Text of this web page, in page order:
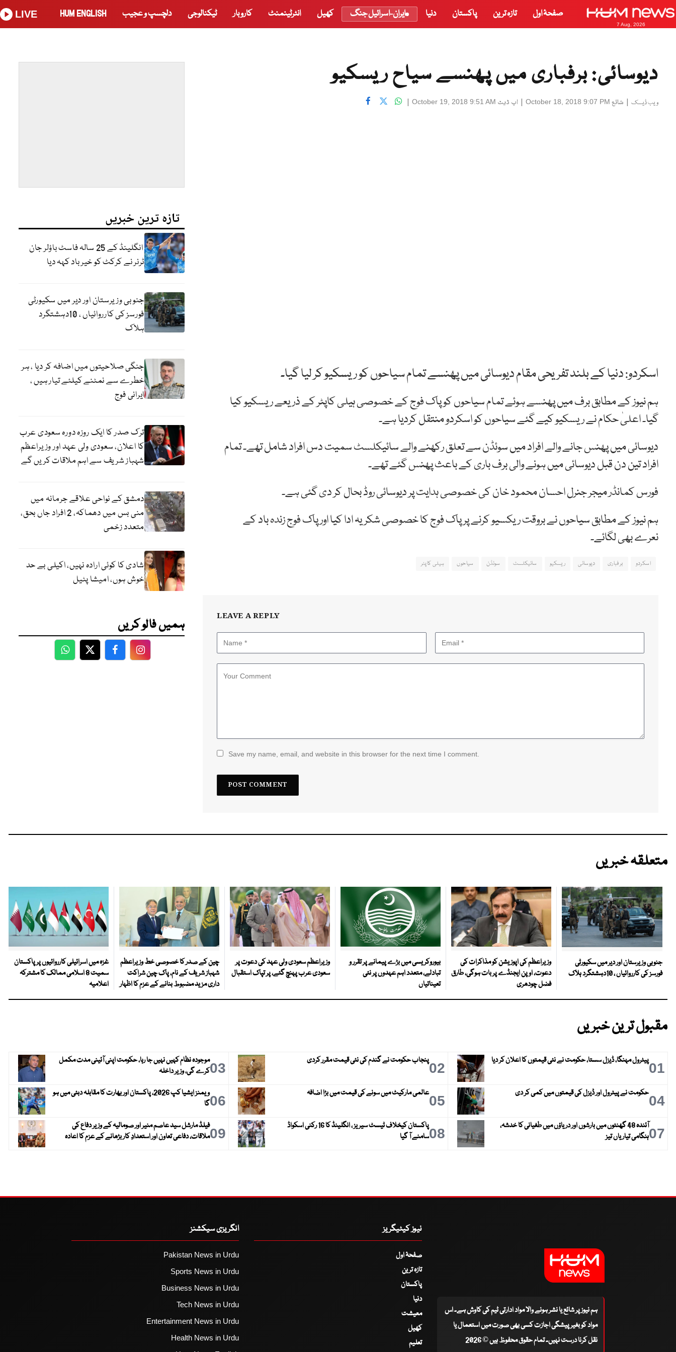
7 Aug, 2026
صفحۂ اول تازہ ترین پاکستان دنیا ایران-اسرائیل جنگ کھیل انٹرٹینمنٹ کاروبار ٹیکنالوجی دلچسپ و عجیب HUM ENGLISH
LIVE
دیوسائی: برفباری میں پھنسے سیاح ریسکیو
ویب ڈیسک | شائع October 18, 2018 9:07 PM
| اپ ڈیٹ October 19, 2018 9:51 AM
|
اسکردو: دنیا کے بلند تفریحی مقام دیوسائی میں پھنسے تمام سیاحوں کو ریسکیو کر لیا گیا۔
ہم نیوز کے مطابق برف میں پھنسے ہوئے تمام سیاحوں کو پاک فوج کے خصوصی ہیلی کاپٹر کے ذریعے ریسکیو کیا
گیا۔ اعلیٰ حکام نے ریسکیو کیے گئے سیاحوں کو اسکردو منتقل کردیا ہے۔
دیوسائی میں پھنس جانے والے افراد میں سوئڈن سے تعلق رکھنے والے سائیکلسٹ سمیت دس افراد شامل تھے۔ تمام
افراد تین دن قبل دیوسائی میں ہونے والی برف باری کے باعث پھنس گئے تھے۔
فورس کمانڈر میجر جنرل احسان محمود خان کی خصوصی ہدایت پر دیوسائی روڈ بحال کر دی گئی ہے۔
ہم نیوز کے مطابق سیاحوں نے بروقت ریکسیو کرنے پر پاک فوج کا خصوصی شکریہ ادا کیا اور پاک فوج زندہ باد کے
نعرے بھی لگائے۔
اسکردو برفباری دیوسائی ریسکیو سائیکلسٹ سوئڈن سیاحوں ہیلی کاپٹر
LEAVE A REPLY
Save my name, email, and website in this browser for the next time I comment.
تازہ ترین خبریں
انگلینڈ کے 25 سالہ فاسٹ باؤلر جان
ٹرنر نے کرکٹ کو خیر باد کہہ دیا
جنوبی وزیرستان اور دیر میں سکیورٹی
فورسز کی کارروائیاں ، 10دہشتگرد
ہلاک
جنگی صلاحیتوں میں اضافہ کر دیا ، ہر
خطرے سے نمٹنے کیلئے تیار ہیں ،
ایرانی فوج
ترک صدر کا ایک روزہ دورہ سعودی عرب
کا اعلان، سعودی ولی عہد اور وزیراعظم
شہباز شریف سے اہم ملاقات کریں گے
دمشق کے نواحی علاقے جرمانہ میں
منی بس میں دھماکہ، 2 افراد جاں بحق،
متعدد زخمی
شادی کا کوئی ارادہ نہیں، اکیلی بے حد
خوش ہوں، امیشا پٹیل
ہمیں فالو کریں
WhatsApp
TwitterFacebookFacebook
متعلقہ خبریں
جنوبی وزیرستان اور دیر میں سکیورٹی
فورسز کی کارروائیاں ، 10دہشتگرد ہلاک
وزیراعظم کی اپوزیشن کو مذاکرات کی
دعوت، اوپن ایجنڈے پر بات ہوگی، طارق
فضل چودھری
بیوروکریسی میں بڑے پیمانے پر تقرر و
تبادلے، متعدد اہم عہدوں پر نئی
تعیناتیاں
وزیراعظم سعودی ولی عہد کی دعوت پر
سعودی عرب پہنچ گئے، پر تپاک استقبال
چین کے صدر کا خصوصی خط وزیراعظم
شہباز شریف کے نام، پاک چین شراکت
داری مزید مضبوط بنانے کے عزم کا اظہار
غزہ میں اسرائیلی کارروائیوں پر پاکستان
سمیت 8 اسلامی ممالک کا مشترکہ
اعلامیہ
مقبول ترین خبریں
01پیٹرول مہنگا، ڈیزل سستا، حکومت نے نئی قیمتوں کا اعلان کر دیا 02پنجاب حکومت نے گندم کی نئی قیمت مقرر کردی 03موجودہ نظام کہیں نہیں جا رہا، حکومت اپنی آئینی مدت مکمل
کرے گی، وزیر داخلہ
04حکومت نے پیٹرول اور ڈیزل کی قیمتوں میں کمی کر دی 05عالمی مارکیٹ میں سونے کی قیمت میں بڑا اضافہ 06
ویمنز ایشیا کپ 2026، پاکستان اور بھارت کا مقابلہ دبئی میں ہو
گا
07
آئندہ 48 گھنٹوں میں بارشوں اور دریاؤں میں طغیانی کا خدشہ،
ہنگامی تیاریاں تیز
08
پاکستان کیخلاف ٹیسٹ سیریز ، انگلینڈ کا 16 رکنی اسکواڈ
سامنے آ گیا
09فیلڈ مارشل سید عاصم منیر اور صومالیہ کے وزیر دفاع کی
ملاقات، دفاعی تعاون اور استعدادِ کار بڑھانے کے عزم کا اعادہ
ہم نیوز پر شائع یا نشر ہونے والا مواد ادارتی ٹیم کی کاوش ہے۔ اس
مواد کو بغیر پیشگی اجازت کسی بھی صورت میں استعمال یا
نقل کرنا درست نہیں۔ تمام حقوق محفوظ ہیں © 2026
نیوز کیٹیگریز
صفحۂ اول
تازہ ترین
پاکستان
دنیا
معیشت
کھیل
تعلیم
انگریزی سیکشنز
Pakistan News in Urdu
Sports News in Urdu
Business News in Urdu
Tech News in Urdu
Entertainment News in Urdu
Health News in Urdu